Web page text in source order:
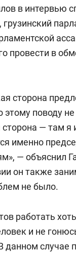
в интервью
провести в
сторона
этому поводу
— там я
именно
— объяснил
он также
не было.
работать
и не
данном случае